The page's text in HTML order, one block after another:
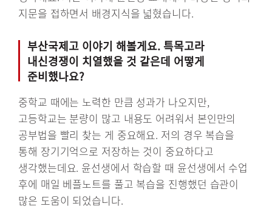
지문을 접하면서 배경지식을 넓혔습니다.
부산국제고 이야기 해볼게요. 특목고라
내신경쟁이 치열했을 것 같은데 어떻게
준비했나요?
중학교 때에는 노력한 만큼 성과가 나오지만,
고등학교는 분량이 많고 내용도 어려워서 본인만의
공부법을 빨리 찾는 게 중요해요. 저의 경우 복습을
통해 장기기억으로 저장하는 것이 중요하다고
생각했는데요. 윤선생에서 학습할 때 윤선생에서 수업
후에 매일 베플노트를 풀고 복습을 진행했던 습관이
많은 도움이 되었습니다.